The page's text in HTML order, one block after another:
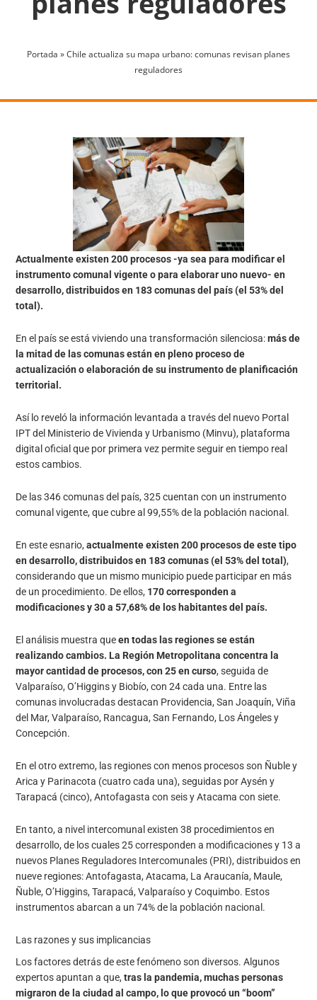
Portada » Chile actualiza su mapa urbano: comunas revisan planes
reguladores
Actualmente existen 200 procesos -ya sea para modificar el
instrumento comunal vigente o para elaborar uno nuevo- en
desarrollo, distribuidos en 183 comunas del país (el 53% del
total).
En el país se está viviendo una transformación silenciosa:más de
la mitad de las comunas están en pleno proceso de
actualización o elaboración de su instrumento de planificación
territorial.
Así lo reveló la información levantada a través del nuevo Portal
IPT del Ministerio de Vivienda y Urbanismo (Minvu), plataforma
digital oficial que por primera vez permite seguir en tiempo real
estos cambios.
De las 346 comunas del país, 325 cuentan con un instrumento
comunal vigente, que cubre al 99,55% de la población nacional.
En este esnario, actualmente existen 200 procesos de este tipo
en desarrollo, distribuidos en 183 comunas (el 53% del total),
considerando que un mismo municipio puede participar en más
de un procedimiento. De ellos, 170 corresponden a
modificaciones y 30 a 57,68% de los habitantes del país.
El análisis muestra queen todas las regiones se están
realizando cambios. La Región Metropolitana concentra la
mayor cantidad de procesos, con 25 en curso, seguida de
Valparaíso, O’Higgins y Biobío, con 24 cada una. Entre las
comunas involucradas destacan Providencia, San Joaquín, Viña
del Mar, Valparaíso, Rancagua, San Fernando, Los Ángeles y
Concepción.
En el otro extremo, las regiones con menos procesos son Ñuble y
Arica y Parinacota (cuatro cada una), seguidas por Aysén y
Tarapacá (cinco), Antofagasta con seis y Atacama con siete.
En tanto, a nivel intercomunal existen 38 procedimientos en
desarrollo, de los cuales 25 corresponden a modificaciones y 13 a
nuevos Planes Reguladores Intercomunales (PRI), distribuidos en
nueve regiones: Antofagasta, Atacama, La Araucanía, Maule,
Ñuble, O’Higgins, Tarapacá, Valparaíso y Coquimbo. Estos
instrumentos abarcan a un 74% de la población nacional.
Las razones y sus implicancias
Los factores detrás de este fenómeno son diversos. Algunos
expertos apuntan a que,tras la pandemia, muchas personas
migraron de la ciudad al campo, lo que provocó un “boom”